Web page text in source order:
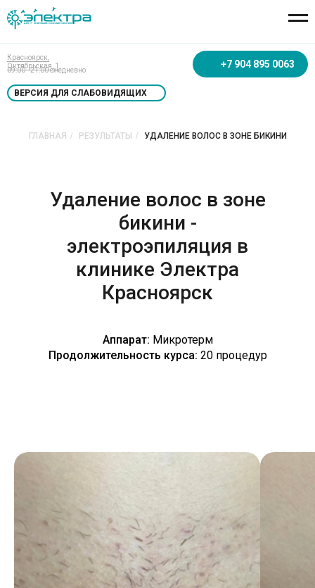
09:00 - 21:00 ежедневно
Красноярск,
Октябрьская, 1.
+7 904 895 0063
ВЕРСИЯ ДЛЯ СЛАБОВИДЯЩИХ
ГЛАВНАЯ / РЕЗУЛЬТАТЫ / УДАЛЕНИЕ ВОЛОС В ЗОНЕ БИКИНИ
Удаление волос в зоне
бикини -
электроэпиляция в
клинике Электра
Красноярск
Аппарат: Микротерм
Продолжительность курса: 20 процедур